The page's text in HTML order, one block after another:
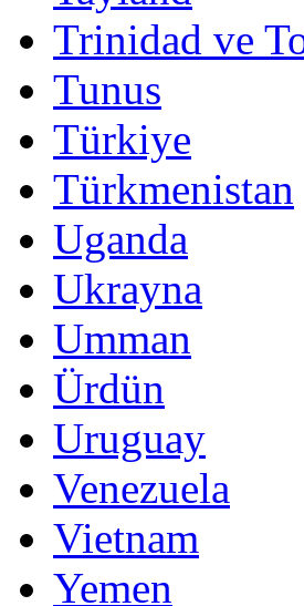
Trinidad ve
Tunus
Türkiye
Türkmenistan
Uganda
Ukrayna
Umman
Ürdün
Uruguay
Venezuela
Vietnam
Yemen